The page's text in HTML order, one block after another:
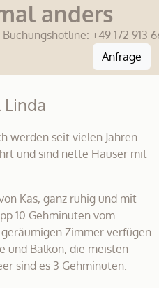
anders
Buchungshotline: +49 172 913
Anfrage
werden seit vielen Jahren
und sind nette Häuser mit
Kas, ganz ruhig und mit
10 Gehminuten vom
Zimmer verfügen
und Balkon, die meisten
sind es 3 Gehminuten.